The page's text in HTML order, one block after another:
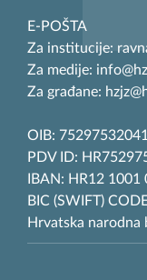
E-POŠTA
Za institucije:
Za medije:
Za građane:
OIB:
PDV ID:
IBAN: HR12
BIC (SWIFT)
Hrvatska narodna